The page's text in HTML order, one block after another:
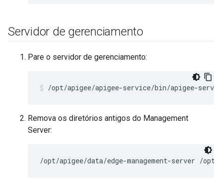
Servidor de gerenciamento
Pare o servidor de gerenciamento:
/opt/apigee/apigee-service/bin/apigee-
Remova os diretórios antigos do Management
Server:
/opt/apigee/data/edge-management-server /opt/